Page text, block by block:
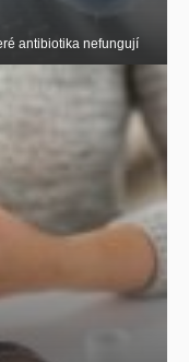
antibiotika nefungují